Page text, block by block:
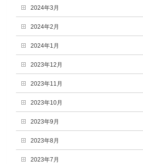
2024年3月
2024年2月
2024年1月
2023年12月
2023年11月
2023年10月
2023年9月
2023年8月
2023年7月